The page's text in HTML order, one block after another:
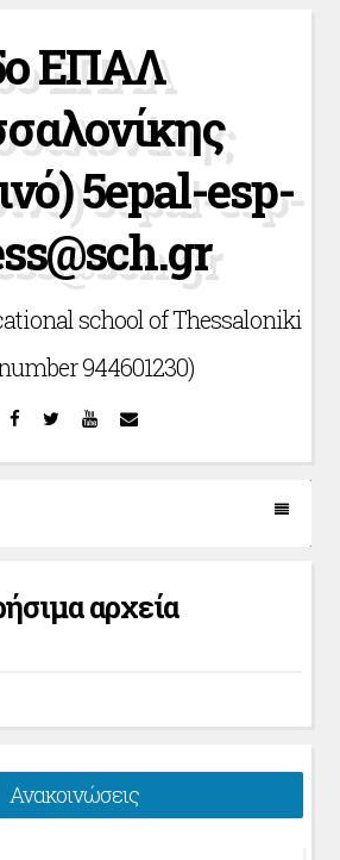
ΕΠΑΛ
5epal-esp-
school of Thessaloniki
944601230)
Facebook
Twitter YouTube
αρχεία
Ανακοινώσεις